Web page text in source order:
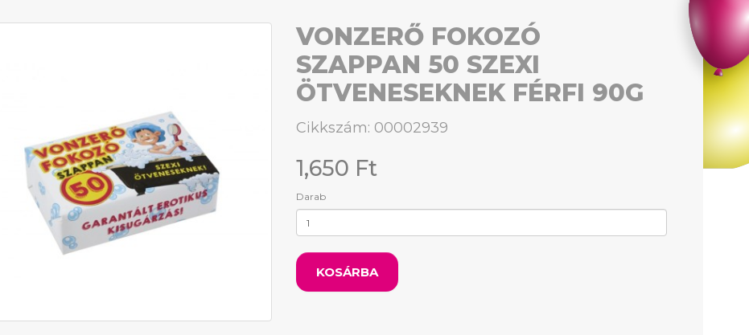
VONZERŐ FOKOZÓ
SZAPPAN 50 SZEXI
ÖTVENESEKNEK FÉRFI 90G
Cikkszám: 00002939
1,650 Ft
Darab
KOSÁRBA